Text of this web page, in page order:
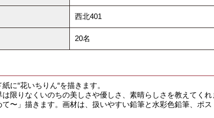
西北401
20名
に“花いちりん“を描きます。
限りなくいのちの美しさや優しさ、素晴らしさを教えてく
〜」描きます。画材は、扱いやすい鉛筆と水彩色鉛筆、ポ